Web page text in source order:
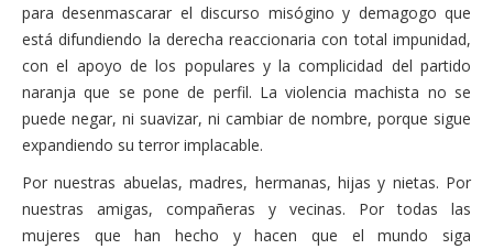
Participa con Podemos en Albacete
para desenmascarar el discurso misógino y demagogo que
está difundiendo la derecha reaccionaria con total impunidad,
con el apoyo de los populares y la complicidad del partido
naranja que se pone de perfil. La violencia machista no se
puede negar, ni suavizar, ni cambiar de nombre, porque sigue
expandiendo su terror implacable.
Por nuestras abuelas, madres, hermanas, hijas y nietas. Por
nuestras amigas, compañeras y vecinas. Por todas las
mujeres que han hecho y hacen que el mundo siga